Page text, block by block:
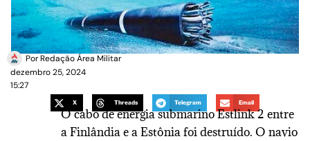
PorRedação Área Militar
dezembro 25, 2024
15:27
X Threads Telegram Email
O cabo de energia submarino Estlink 2 entre
a Finlândia e a Estônia foi destruído. O navio